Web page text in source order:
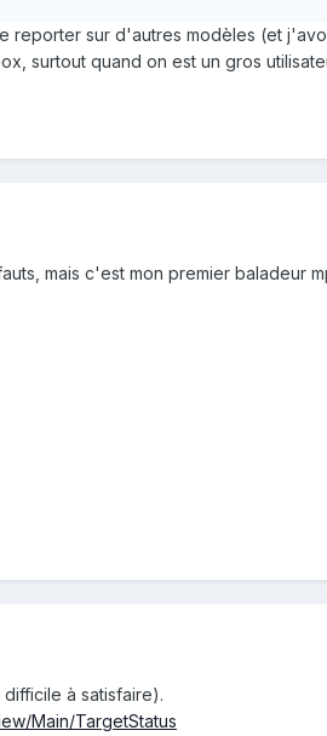
sur d'autres modèles (et
surtout quand on est un gros
mais c'est mon premier baladeur
à satisfaire).
Main/TargetStatus